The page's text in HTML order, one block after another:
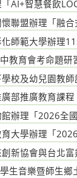
教育會考命題研